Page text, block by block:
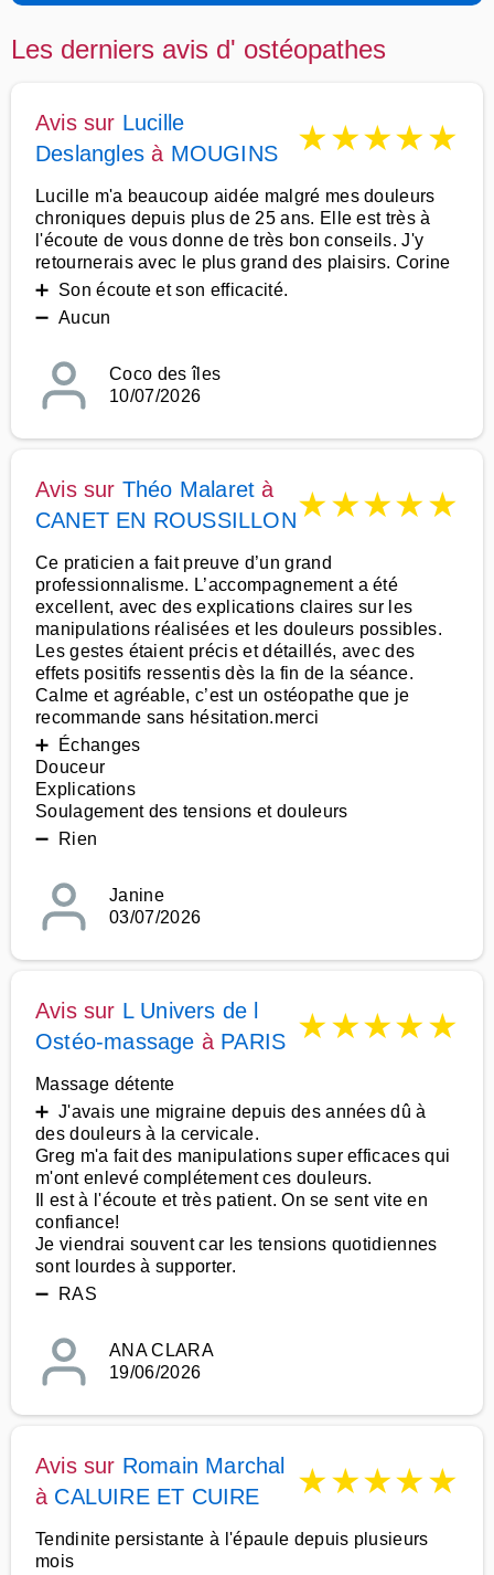
Les derniers avis d' ostéopathes
Avis sur Lucille
Deslangles à MOUGINS ★★★★★
Lucille m'a beaucoup aidée malgré mes douleurs
chroniques depuis plus de 25 ans. Elle est très à
l'écoute de vous donne de très bon conseils. J'y
retournerais avec le plus grand des plaisirs. Corine
➕ Son écoute et son efficacité.
➖ Aucun
Coco des îles
10/07/2026
Avis sur Théo Malaret à
CANET EN ROUSSILLON★★★★★
Ce praticien a fait preuve d’un grand
professionnalisme. L’accompagnement a été
excellent, avec des explications claires sur les
manipulations réalisées et les douleurs possibles.
Les gestes étaient précis et détaillés, avec des
effets positifs ressentis dès la fin de la séance.
Calme et agréable, c’est un ostéopathe que je
recommande sans hésitation.merci
➕ Échanges
Douceur
Explications
Soulagement des tensions et douleurs
➖ Rien
Janine
03/07/2026
Avis sur L Univers de l
Ostéo-massage à PARIS ★★★★★
Massage détente
➕ J'avais une migraine depuis des années dû à
des douleurs à la cervicale.
Greg m'a fait des manipulations super efficaces qui
m'ont enlevé complétement ces douleurs.
Il est à l'écoute et très patient. On se sent vite en
confiance!
Je viendrai souvent car les tensions quotidiennes
sont lourdes à supporter.
➖ RAS
ANA CLARA
19/06/2026
Avis sur Romain Marchal
à CALUIRE ET CUIRE ★★★★★
Tendinite persistante à l'épaule depuis plusieurs
mois